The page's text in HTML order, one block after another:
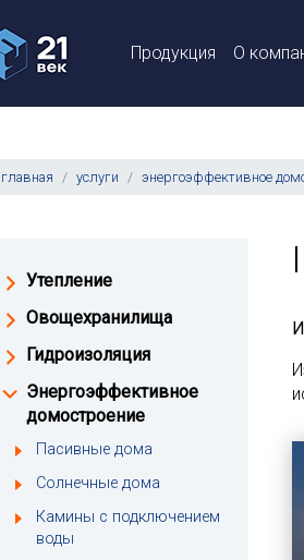
Продукция О
главная услуги энергоэффективное
Утепление
Овощехранилища
Гидроизоляция
Энергоэффективное
домостроение
Пасивные дома
Солнечные дома
Камины с подключением
воды